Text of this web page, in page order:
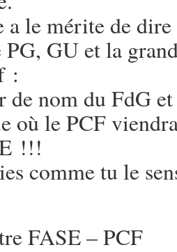
a le mérite de
PG, GU et la
:
de nom du FdG
où le PCF
!!!
comme tu le
FASE – PCF